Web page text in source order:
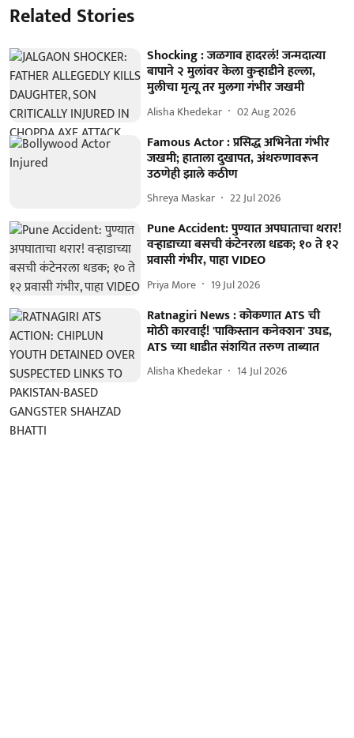
Related Stories
Shocking : जळगाव हादरलं! जन्मदात्या
बापाने २ मुलांवर केला कुऱ्हाडीने हल्ला,
मुलीचा मृत्यू तर मुलगा गंभीर जखमी
Alisha Khedekar 02 Aug 2026
Famous Actor : प्रसिद्ध अभिनेता गंभीर
जखमी; हाताला दुखापत, अंथरुणावरून
उठणेही झाले कठीण
Shreya Maskar 22 Jul 2026
Pune Accident: पुण्यात अपघाताचा थरार!
वऱ्हाडाच्या बसची कंटेनरला धडक; १० ते १२
प्रवासी गंभीर, पाहा VIDEO
Priya More 19 Jul 2026
Ratnagiri News : कोकणात ATS ची
मोठी कारवाई! 'पाकिस्तान कनेक्शन' उघड,
ATS च्या धाडीत संशयित तरुण ताब्यात
Alisha Khedekar 14 Jul 2026